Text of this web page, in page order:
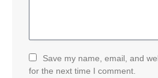
Save my name, email, and
for the next time I comment.